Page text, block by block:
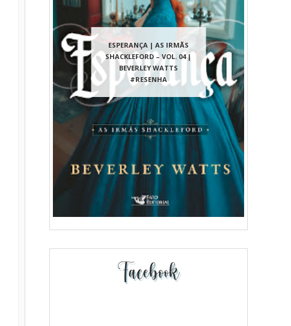
ESPERANÇA | AS IRMÃS
SHACKLEFORD – VOL. 04 |
BEVERLEY WATTS
#RESENHA
Facebook